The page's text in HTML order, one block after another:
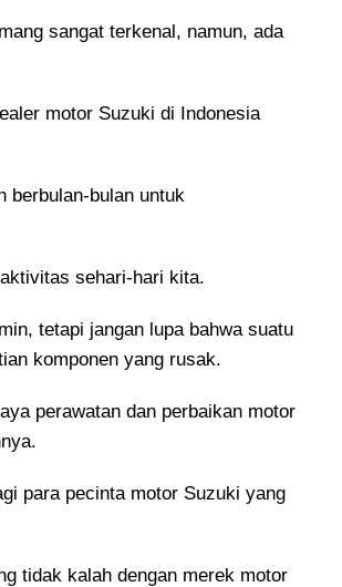
sangat terkenal, namun, ada
motor Suzuki di Indonesia
berbulan-bulan untuk
sehari-hari kita.
tetapi jangan lupa bahwa suatu
komponen yang rusak.
perawatan dan perbaikan motor
para pecinta motor Suzuki yang
tidak kalah dengan merek motor